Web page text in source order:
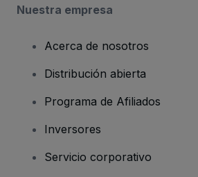
Nuestra empresa
Acerca de nosotros
Distribución abierta
Programa de Afiliados
Inversores
Servicio corporativo